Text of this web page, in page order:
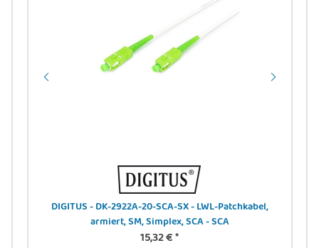
DIGITUS - DK-2922A-20-SCA-SX - LWL-Patchkabel,
armiert, SM, Simplex, SCA - SCA
15,32 €*